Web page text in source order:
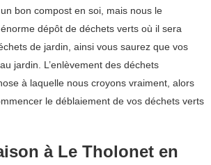
bon compost en soi, mais nous le
dépôt de déchets verts où il sera
de jardin, ainsi vous saurez que vos
jardin. L’enlèvement des déchets
à laquelle nous croyons vraiment, alors
le déblaiement de vos déchets verts
à Le Tholonet en